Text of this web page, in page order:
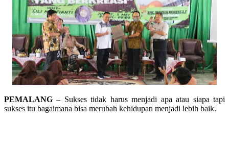
PEMALANG – Sukses tidak harus menjadi apa atau siapa tapi
sukses itu bagaimana bisa merubah kehidupan menjadi lebih baik.